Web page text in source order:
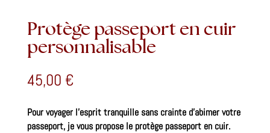
Protège passeport en cuir
personnalisable
45,00 €
Pour voyager l’esprit tranquille sans crainte d’abimer votre
passeport, je vous propose le protège passeport en cuir.